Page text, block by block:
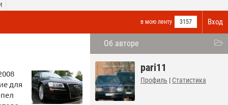
Вход
в мою ленту 3157
Об авторе
pari11
Профиль | Статистика
для